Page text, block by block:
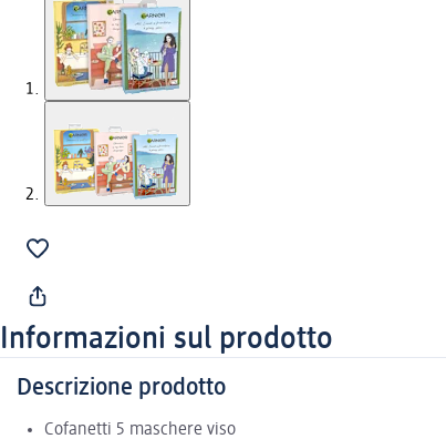
Informazioni sul prodotto
Descrizione prodotto
Cofanetti 5 maschere viso